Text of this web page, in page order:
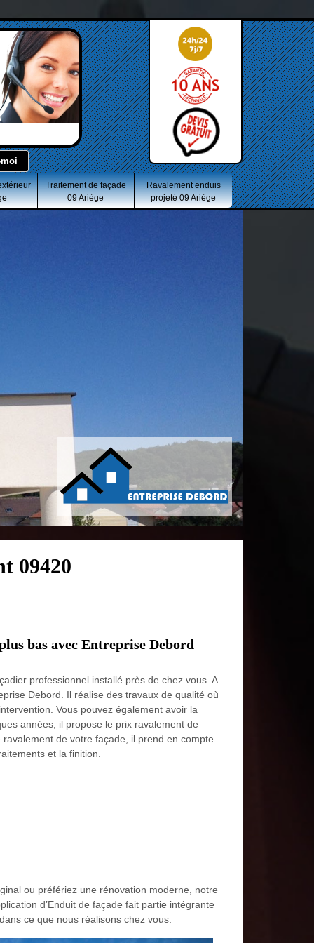
Traitement de façade
09 Ariège
Ravalement enduis
projeté 09 Ariège
09420
bas avec Entreprise Debord
professionnel installé près de chez vous. A
Debord. Il réalise des travaux de qualité où
Vous pouvez également avoir la
années, il propose le prix ravalement de
de votre façade, il prend en compte
et la finition.
ou préfériez une rénovation moderne, notre
d’Enduit de façade fait partie intégrante
ce que nous réalisons chez vous.